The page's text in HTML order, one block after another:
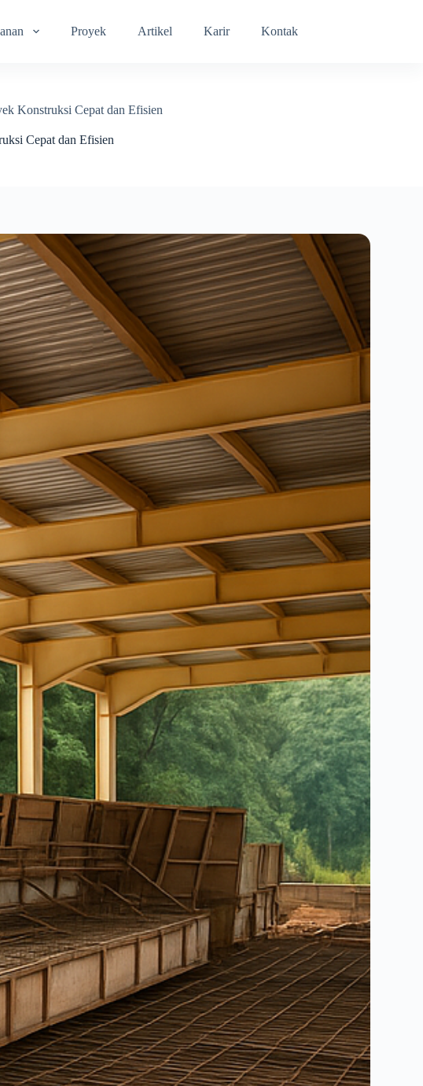
Proyek Artikel Karir Kontak
Konstruksi Cepat dan Efisien
Cepat dan Efisien